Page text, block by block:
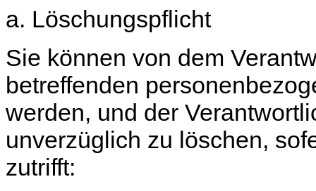
a. Löschungspflicht
Sie können von dem
betreffenden
werden, und der
unverzüglich zu löschen,
zutrifft: